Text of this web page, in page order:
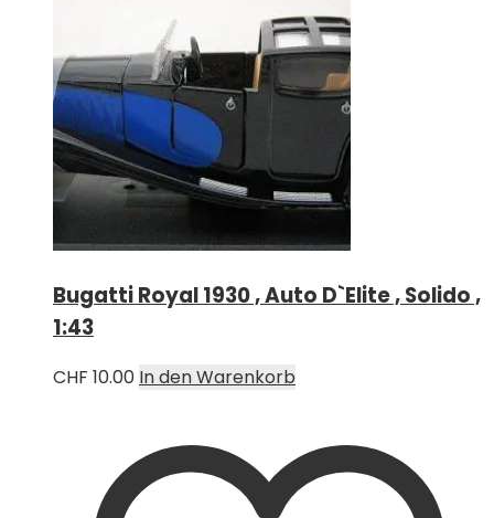
Bugatti Royal 1930 , Auto D`Elite , Solido ,
1:43
CHF 10.00 In den Warenkorb